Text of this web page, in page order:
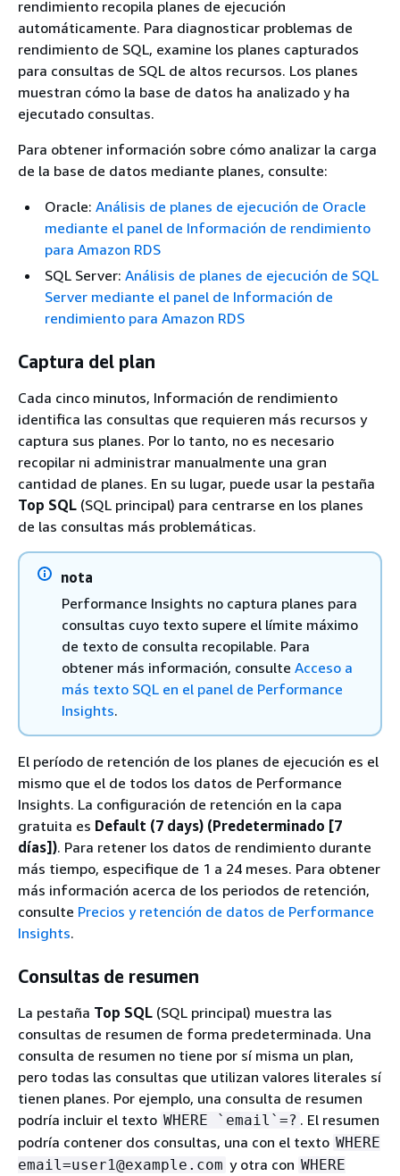
rendimiento recopila planes de ejecución
automáticamente. Para diagnosticar problemas de
rendimiento de SQL, examine los planes capturados
para consultas de SQL de altos recursos. Los planes
muestran cómo la base de datos ha analizado y ha
ejecutado consultas.
Para obtener información sobre cómo analizar la carga
de la base de datos mediante planes, consulte:
Oracle: Análisis de planes de ejecución de Oracle
mediante el panel de Información de rendimiento
para Amazon RDS
SQL Server: Análisis de planes de ejecución de SQL
Server mediante el panel de Información de
rendimiento para Amazon RDS
Captura del plan
Cada cinco minutos, Información de rendimiento
identifica las consultas que requieren más recursos y
captura sus planes. Por lo tanto, no es necesario
recopilar ni administrar manualmente una gran
cantidad de planes. En su lugar, puede usar la pestaña
Top SQL (SQL principal) para centrarse en los planes
de las consultas más problemáticas.
nota
Performance Insights no captura planes para
consultas cuyo texto supere el límite máximo
de texto de consulta recopilable. Para
obtener más información, consulte Acceso a
más texto SQL en el panel de Performance
Insights.
El período de retención de los planes de ejecución es el
mismo que el de todos los datos de Performance
Insights. La configuración de retención en la capa
gratuita es Default (7 days) (Predeterminado [7
días]). Para retener los datos de rendimiento durante
más tiempo, especifique de 1 a 24 meses. Para obtener
más información acerca de los periodos de retención,
consulte Precios y retención de datos de Performance
Insights.
Consultas de resumen
La pestaña Top SQL (SQL principal) muestra las
consultas de resumen de forma predeterminada. Una
consulta de resumen no tiene por sí misma un plan,
pero todas las consultas que utilizan valores literales sí
tienen planes. Por ejemplo, una consulta de resumen
podría incluir el texto WHERE `email`=? . El resumen
podría contener dos consultas, una con el texto WHERE
email=user1@example.com y otra con WHERE